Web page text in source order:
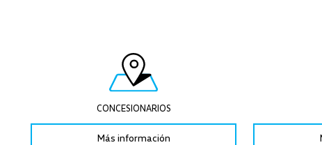
CONCESIONARIOS
Más información